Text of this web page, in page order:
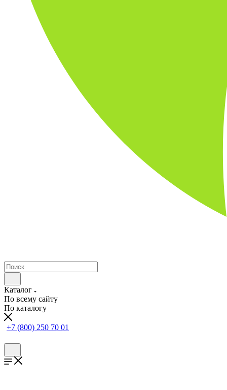
Каталог
По всему сайту
По каталогу
+7 (800) 250 70 01